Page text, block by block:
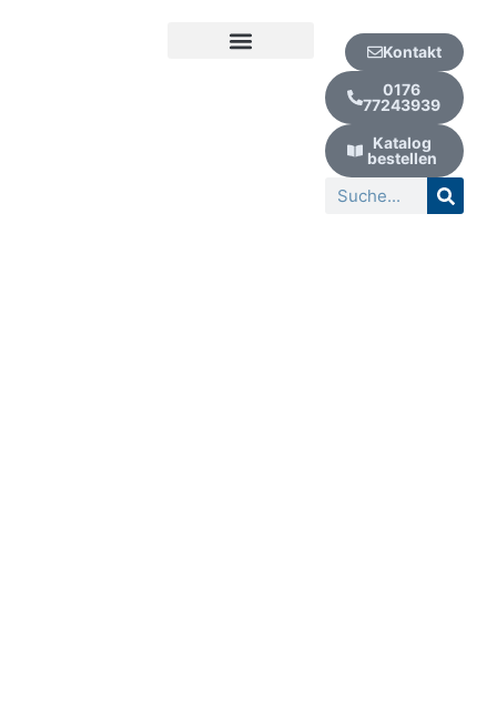
Suche
Kontakt
0176
77243939
Katalog
bestellen